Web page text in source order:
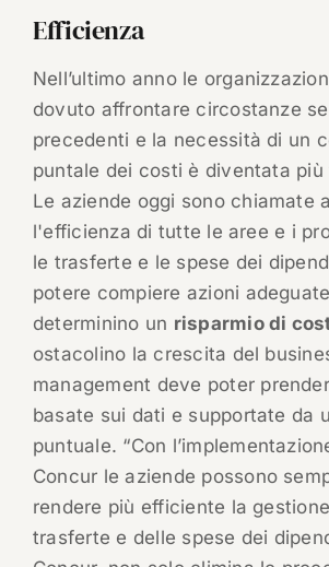
Efficienza
Nell’ultimo anno le
dovuto affrontare circostanze
precedenti e la necessità di un
puntale dei costi è diventata
Le aziende oggi sono chiamate
l'efficienza di tutte le aree e i
le trasferte e le spese dei
potere compiere azioni
determinino un risparmio di
ostacolino la crescita del
management deve poter
basate sui dati e supportate da
puntuale. “Con
Concur le aziende possono
rendere più efficiente la
trasferte e delle spese dei